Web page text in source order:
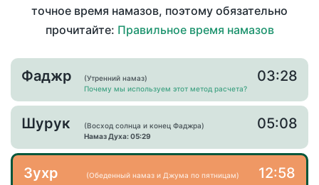
точное время намазов, поэтому обязательно
прочитайте: Правильное время намазов
Фаджр
(Утренний намаз)
Почему мы используем этот метод расчета?
03:28
Шурук
(Восход солнца и конец Фаджра)
Намаз Духа: 05:29
05:08
Зухр (Обеденный намаз и Джума по пятницам) 12:58